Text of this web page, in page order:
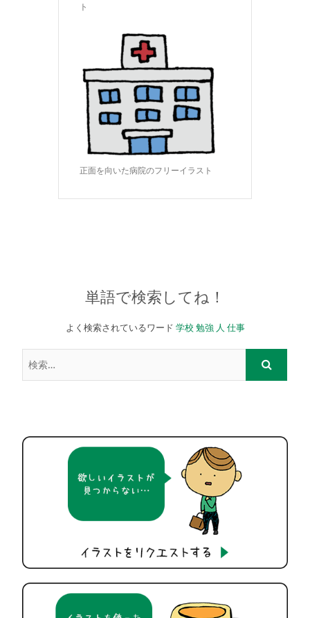
ト
正面を向いた病院のフリーイラスト
単語で検索してね！
よく検索されているワード 学校 勉強 人 仕事